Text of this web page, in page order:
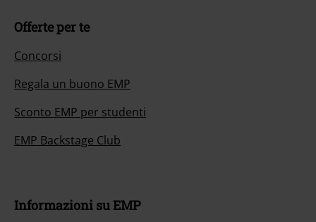
Offerte per te
Concorsi
Regala un buono EMP
Sconto EMP per studenti
EMP Backstage Club
Informazioni su EMP